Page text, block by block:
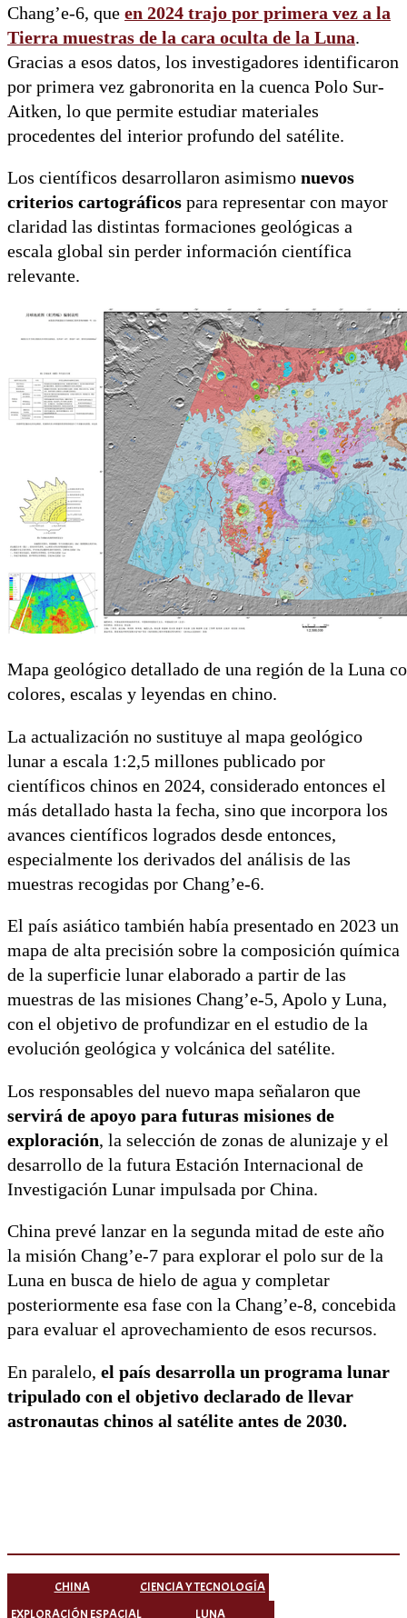
Chang’e-6, que en 2024 trajo por primera vez a la
Tierra muestras de la cara oculta de la Luna.
Gracias a esos datos, los investigadores identificaron
por primera vez gabronorita en la cuenca Polo Sur-
Aitken, lo que permite estudiar materiales
procedentes del interior profundo del satélite.
Los científicos desarrollaron asimismo nuevos
criterios cartográficos para representar con mayor
claridad las distintas formaciones geológicas a
escala global sin perder información científica
relevante.
Mapa geológico detallado de una región de la Luna
colores, escalas y leyendas en chino.
La actualización no sustituye al mapa geológico
lunar a escala 1:2,5 millones publicado por
científicos chinos en 2024, considerado entonces el
más detallado hasta la fecha, sino que incorpora los
avances científicos logrados desde entonces,
especialmente los derivados del análisis de las
muestras recogidas por Chang’e-6.
El país asiático también había presentado en 2023 un
mapa de alta precisión sobre la composición química
de la superficie lunar elaborado a partir de las
muestras de las misiones Chang’e-5, Apolo y Luna,
con el objetivo de profundizar en el estudio de la
evolución geológica y volcánica del satélite.
Los responsables del nuevo mapa señalaron que
servirá de apoyo para futuras misiones de
exploración, la selección de zonas de alunizaje y el
desarrollo de la futura Estación Internacional de
Investigación Lunar impulsada por China.
China prevé lanzar en la segunda mitad de este año
la misión Chang’e-7 para explorar el polo sur de la
Luna en busca de hielo de agua y completar
posteriormente esa fase con la Chang’e-8, concebida
para evaluar el aprovechamiento de esos recursos.
En paralelo, el país desarrolla un programa lunar
tripulado con el objetivo declarado de llevar
astronautas chinos al satélite antes de 2030.
CHINA
CIENCIA Y TECNOLOGÍA
EXPLORACIÓN ESPACIAL
LUNA